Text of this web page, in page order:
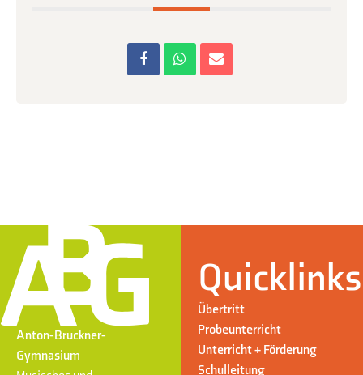
Anton-Bruckner-
Gymnasium
Quicklinks
Übertritt
Probeunterricht
Unterricht + Förderung
Schulleitung